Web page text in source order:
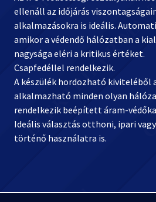
ellenáll az időjárás
alkalmazásokra is ideális.
amikor a védendő hálózatban a
nagysága eléri a kritikus értéket.
Csapfedéllel rendelkezik.
A készülék hordozható kiviteléből
alkalmazható minden olyan
rendelkezik beépített áram-
Ideális választás otthoni, ipari
történő használatra is.